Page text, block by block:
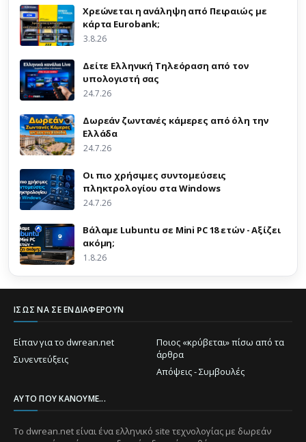
Χρεώνεται η ανάληψη από Πειραιώς με
κάρτα Eurobank;
3.8.26
Δείτε Ελληνική Τηλεόραση από τον
υπολογιστή σας
24.7.26
Δωρεάν ζωντανές κάμερες από όλη την
Ελλάδα
24.7.26
Οι πιο χρήσιμες συντομεύσεις
πληκτρολογίου στα Windows
24.7.26
Βάλαμε Lubuntu σε Mini PC 18 ετών - Αξίζει
ακόμη;
1.8.26
ΊΣΩΣ ΝΑ ΣΕ ΕΝΔΙΑΦΈΡΟΥΝ
Είπαν για το dwrean.net
Ποιος «κρύβεται» πίσω από τα
άρθρα
Συνεντεύξεις
Απόψεις - Συμβουλές
ΑΥΤΌ ΠΟΥ ΚΆΝΟΥΜΕ...
Το dwrean.net είναι ένα ελληνικό site τεχνολογίας με δωρεάν